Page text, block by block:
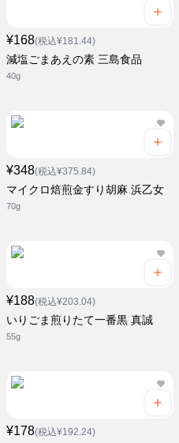
¥168(税込¥181.44)
減塩ごまあえの素 三島食品
40g
¥348(税込¥375.84)
マイクロ焙煎金すり胡麻 浜乙女
70g
¥188(税込¥203.04)
いりごま煎りたて一番黒 真誠
55g
¥178(税込¥192.24)